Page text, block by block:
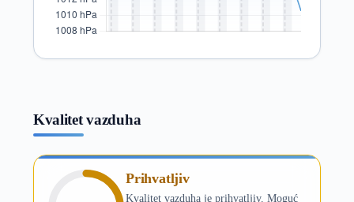
Kvalitet vazduha
Prihvatljiv
Kvalitet vazduha je prihvatljiv. Moguć